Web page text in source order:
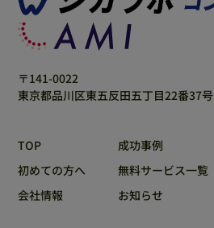
〒141-0022
東京都品川区東五反田五丁目22番37号
TOP
成功事例
初めての方へ
無料サービス一覧
会社情報
お知らせ